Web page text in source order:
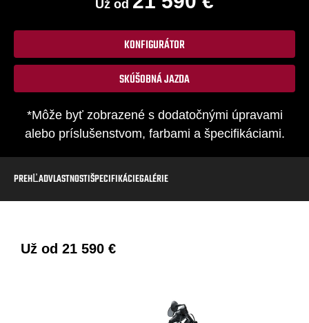
Už od
KONFIGURÁTOR
SKÚŠOBNÁ JAZDA
*Môže byť zobrazené s dodatočnými úpravami
alebo príslušenstvom, farbami a špecifikáciami.
PREHĽADVLASTNOSTIŠPECIFIKÁCIEGALÉRIE
Už od 21 590 €